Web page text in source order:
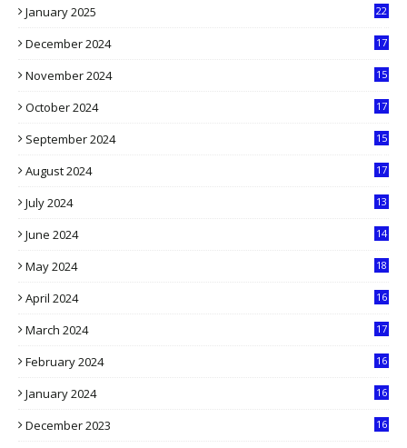
January 2025
22
December 2024
17
November 2024
15
October 2024
17
September 2024
15
August 2024
17
July 2024
13
June 2024
14
May 2024
18
April 2024
16
March 2024
17
February 2024
16
January 2024
16
December 2023
16